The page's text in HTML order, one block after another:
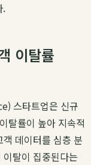
.
이탈률
스타트업은 신규
탈률이 높아 지속적
객 데이터를 심층 분
탈이 집중된다는